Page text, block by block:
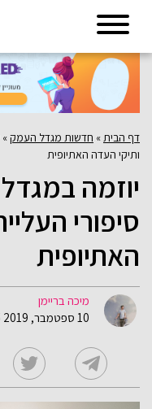
דף הבית » חדשות מגדל העמק»
ותיקי העדה האתיופית
יוזמה
סיפורי
האתיופית
מיכה בריימן
10 ספטמבר, 2019 16:35